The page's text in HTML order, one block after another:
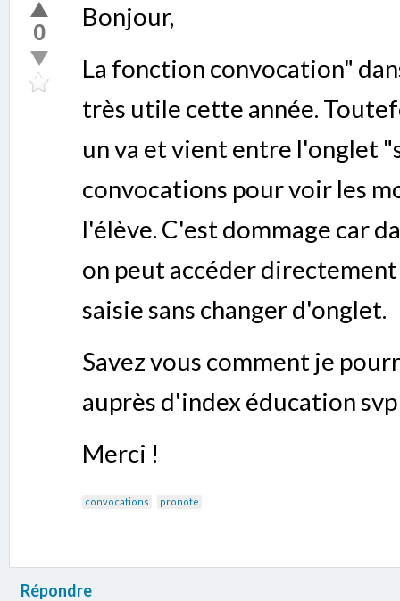
0
Bonjour,
La fonction convocation"
très utile cette année.
un va et vient entre l'onglet
convocations pour voir les
l'élève. C'est dommage car
on peut accéder
saisie sans changer d'onglet.
Savez vous comment je
auprès d'index éducation svp
Merci !
convocations pronote
Répondre